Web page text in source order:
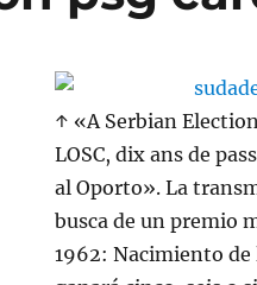
↑ «A Serbian
LOSC, dix ans de
al Oporto». La
busca de un premio
1962: Nacimiento